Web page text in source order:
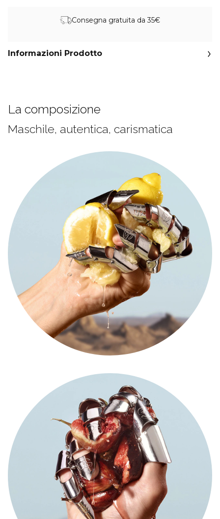
Consegna gratuita da 35€
Informazioni Prodotto
La composizione
Maschile, autentica, carismatica